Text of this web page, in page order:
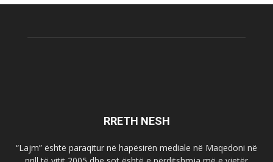
RRETH NESH
“Lajm” është paraqitur në hapësirën mediale në Maqedoni në